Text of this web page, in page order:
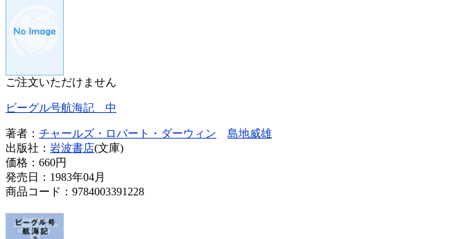
ご注文いただけません
ビーグル号航海記 中
著者： チャールズ・ロバート・ダーウィン
島地威雄
出版社： 岩波書店(文庫)
価格： 660円
発売日：1983年04月
商品コード：9784003391228